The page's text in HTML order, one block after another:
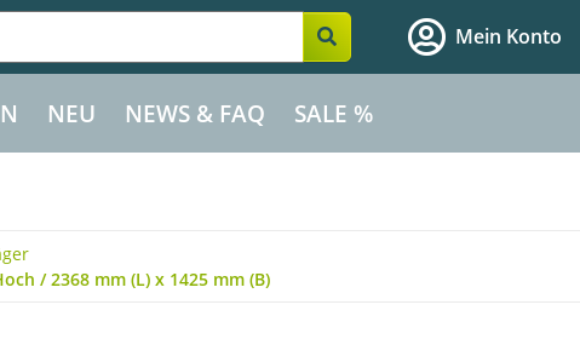
Mein Konto
NEU NEWS & FAQ SALE %
/ 2368 mm (L) x 1425 mm (B)